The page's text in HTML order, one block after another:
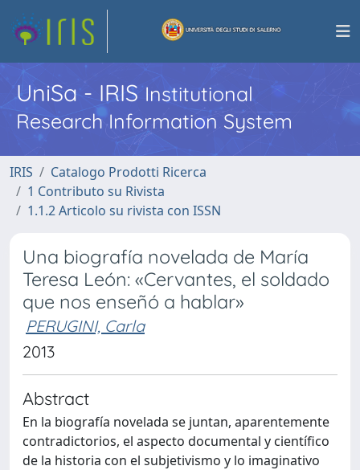
UniSa - IRISInstitutional
Research Information System
IRIS
Catalogo Prodotti Ricerca
1 Contributo su Rivista
1.1.2 Articolo su rivista con ISSN
Una biografía novelada de María
Teresa León: «Cervantes, el soldado
que nos enseñó a hablar»
PERUGINI, Carla
2013
Abstract
En la biografía novelada se juntan, aparentemente
contradictorios, el aspecto documental y científico
de la historia con el subjetivismo y lo imaginativo